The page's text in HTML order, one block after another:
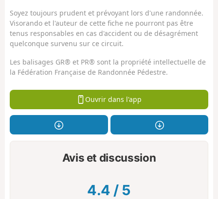
Soyez toujours prudent et prévoyant lors d'une randonnée.
Visorando et l'auteur de cette fiche ne pourront pas être
tenus responsables en cas d'accident ou de désagrément
quelconque survenu sur ce circuit.
Les balisages GR® et PR® sont la propriété intellectuelle de
la Fédération Française de Randonnée Pédestre.
Ouvrir dans l'app
Avis et discussion
4.4 / 5